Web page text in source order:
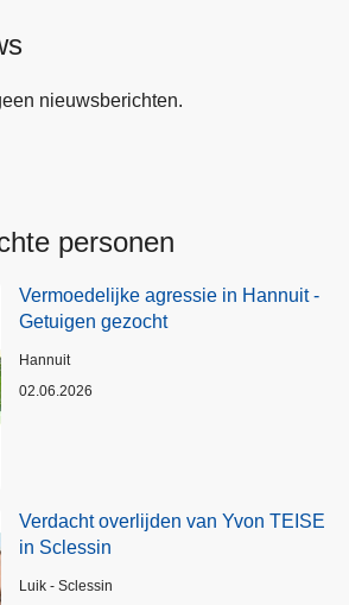
nieuwsberichten.
personen
Vermoedelijke agressie in Hannuit -
Getuigen gezocht
Plaats
Hannuit
02.06.2026
Verdacht overlijden van Yvon TEISE
in Sclessin
Plaats
Luik - Sclessin